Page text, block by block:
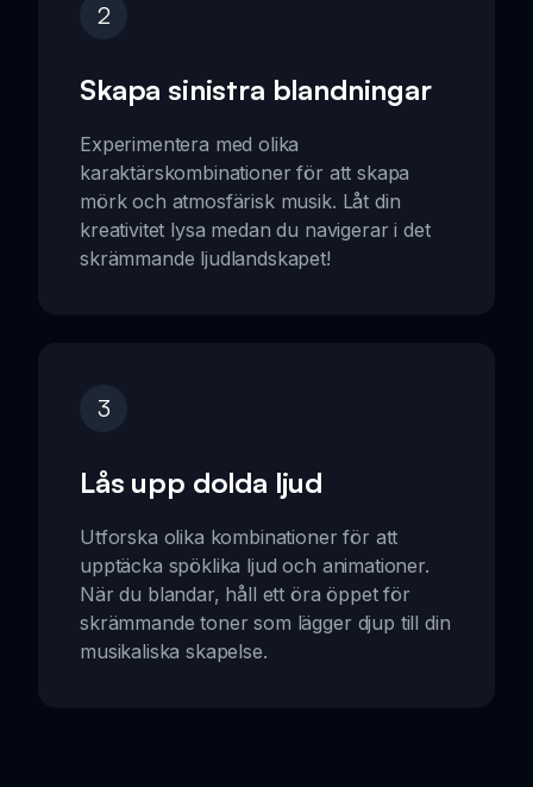
2
Skapa sinistra blandningar
Experimentera med olika
karaktärskombinationer för att skapa
mörk och atmosfärisk musik. Låt din
kreativitet lysa medan du navigerar i det
skrämmande ljudlandskapet!
3
Lås upp dolda ljud
Utforska olika kombinationer för att
upptäcka spöklika ljud och animationer.
När du blandar, håll ett öra öppet för
skrämmande toner som lägger djup till din
musikaliska skapelse.